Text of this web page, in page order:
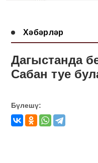
Хәбәрләр
Дагыстанда
Сабан туе
Бүлешү: